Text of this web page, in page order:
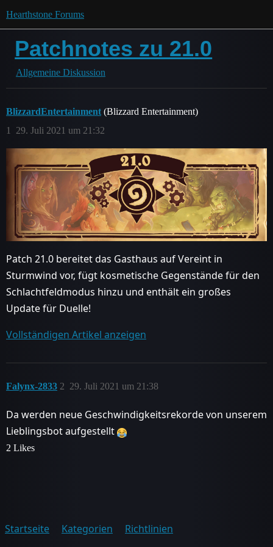
Hearthstone Forums
Patchnotes zu 21.0
Allgemeine Diskussion
BlizzardEntertainment (Blizzard Entertainment)
29. Juli 2021 um 21:32
1
Patch 21.0 bereitet das Gasthaus auf Vereint in
Sturmwind vor, fügt kosmetische Gegenstände für den
Schlachtfeldmodus hinzu und enthält ein großes
Update für Duelle!
Vollständigen Artikel anzeigen
Falynx-2833 29. Juli 2021 um 21:38
2
Da werden neue Geschwindigkeitsrekorde von unserem
Lieblingsbot aufgestellt
2 Likes
Startseite Kategorien Richtlinien